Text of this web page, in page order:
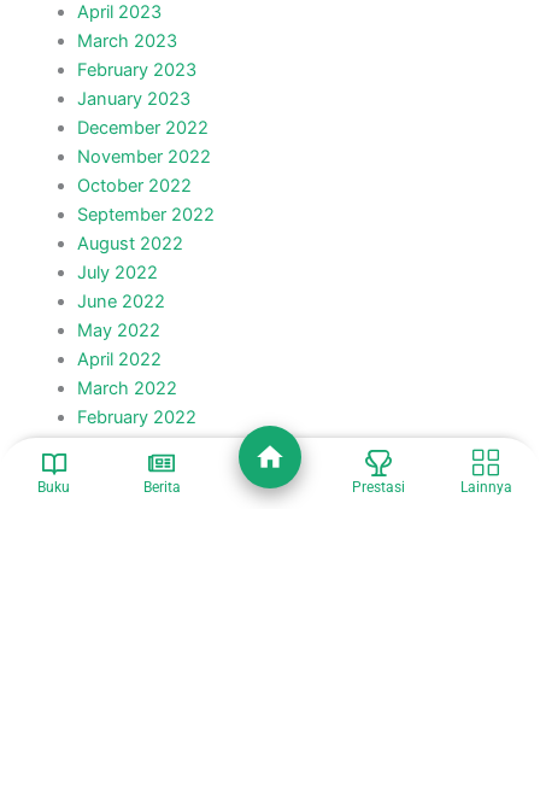
April 2023
March 2023
February 2023
January 2023
December 2022
November 2022
October 2022
September 2022
August 2022
July 2022
June 2022
May 2022
April 2022
March 2022
February 2022
December 2021
Buku Berita Prestasi Lainnya